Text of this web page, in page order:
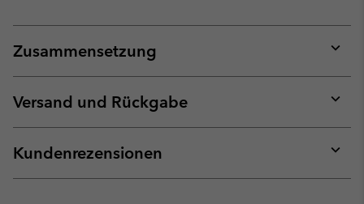
Zusammensetzung
or
Versand und Rückgabe
or
Kundenrezensionen
or